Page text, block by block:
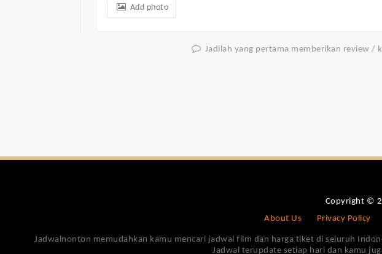
Add photo
Jadilah yang pertama memberikan review /
Copyright ©
About Us
Privacy Policy
Jadwalnonton memudahkan kamu mencari jadwal film dan harga tiket di seluruh
Jadwal terupdate setiap hari dan kamu